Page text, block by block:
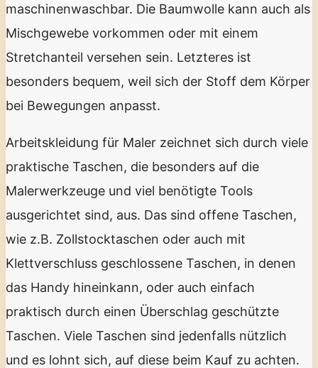
maschinenwaschbar. Die Baumwolle kann auch als
Mischgewebe vorkommen oder mit einem
Stretchanteil versehen sein. Letzteres ist
besonders bequem, weil sich der Stoff dem Körper
bei Bewegungen anpasst.
Arbeitskleidung für Maler zeichnet sich durch viele
praktische Taschen, die besonders auf die
Malerwerkzeuge und viel benötigte Tools
ausgerichtet sind, aus. Das sind offene Taschen,
wie z.B. Zollstocktaschen oder auch mit
Klettverschluss geschlossene Taschen, in denen
das Handy hineinkann, oder auch einfach
praktisch durch einen Überschlag geschützte
Taschen. Viele Taschen sind jedenfalls nützlich
und es lohnt sich, auf diese beim Kauf zu achten.